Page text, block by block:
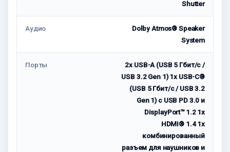
Shutter
Аудио
Dolby Atmos® Speaker
System
Порты
2x USB-A (USB 5 Гбит/с /
USB 3.2 Gen 1) 1x USB-C®
(USB 5 Гбит/с / USB 3.2
Gen 1) с USB PD 3.0 и
DisplayPort™ 1.2 1x
HDMI® 1.4 1x
комбинированный
разъем для наушников и